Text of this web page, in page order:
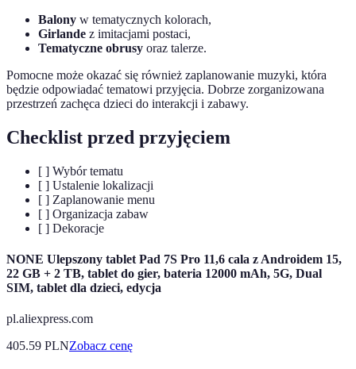
Balony w tematycznych kolorach,
Girlande z imitacjami postaci,
Tematyczne obrusy oraz talerze.
Pomocne może okazać się również zaplanowanie muzyki, która
będzie odpowiadać tematowi przyjęcia. Dobrze zorganizowana
przestrzeń zachęca dzieci do interakcji i zabawy.
Checklist przed przyjęciem
[ ] Wybór tematu
[ ] Ustalenie lokalizacji
[ ] Zaplanowanie menu
[ ] Organizacja zabaw
[ ] Dekoracje
NONE Ulepszony tablet Pad 7S Pro 11,6 cala z Androidem 15,
22 GB + 2 TB, tablet do gier, bateria 12000 mAh, 5G, Dual
SIM, tablet dla dzieci, edycja
pl.aliexpress.com
405.59 PLNZobacz cenę